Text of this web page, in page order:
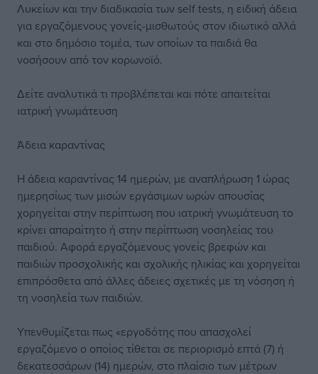
Λυκείων και την διαδικασία των self tests, η ειδική άδεια
για εργαζόμενους γονείς-μισθωτούς στον ιδιωτικό αλλά
και στο δημόσιο τομέα, των οποίων τα παιδιά θα
νοσήσουν από τον κορωνοϊό.
Δείτε αναλυτικά τι προβλέπεται και πότε απαιτείται
ιατρική γνωμάτευση
Άδεια καραντίνας
Η άδεια καραντίνας 14 ημερών, με αναπλήρωση 1 ώρας
ημερησίως των μισών εργάσιμων ωρών απουσίας
χορηγείται στην περίπτωση που ιατρική γνωμάτευση το
κρίνει απαραίτητο ή στην περίπτωση νοσηλείας του
παιδιού. Αφορά εργαζόμενους γονείς βρεφών και
παιδιών προσχολικής και σχολικής ηλικίας και χορηγείται
επιπρόσθετα από άλλες άδειες σχετικές με τη νόσηση ή
τη νοσηλεία των παιδιών.
Υπενθυμίζεται πως «εργοδότης που απασχολεί
εργαζόμενο ο οποίος τίθεται σε περιορισμό επτά (7) ή
δεκατεσσάρων (14) ημερών, στο πλαίσιο των μέτρων